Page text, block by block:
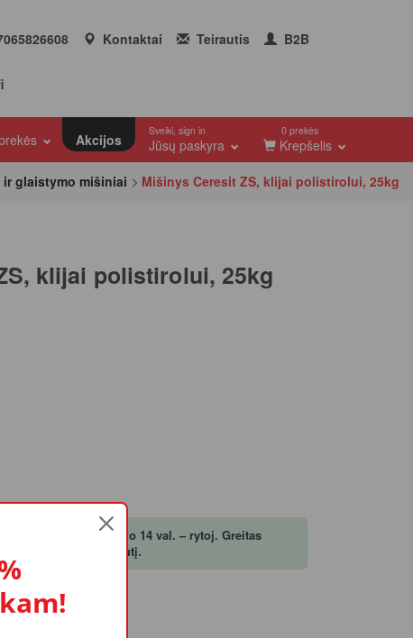
Kontaktai Teirautis B2B
Akcijos
Sveiki, sign in
Jūsų paskyra
0 prekės
Krepšelis
glaistymo mišiniai Mišinys Ceresit ZS, klijai polistirolui, 25kg
klijai polistirolui, 25kg
atsiimk šiandien! Po 14 val. – rytoj. Greitas
kurios turi likutį.